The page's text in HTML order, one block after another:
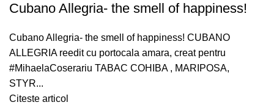
Cubano Allegria- the smell of happiness!
Cubano Allegria- the smell of happiness! CUBANO
ALLEGRIA reedit cu portocala amara, creat pentru
#MihaelaCoserariu TABAC COHIBA , MARIPOSA,
STYR...
Citeste articol